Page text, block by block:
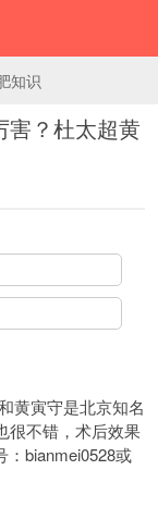
知识
害？杜太超黄
黄寅守是北京知名
很不错，术后效果
：bianmei0528或